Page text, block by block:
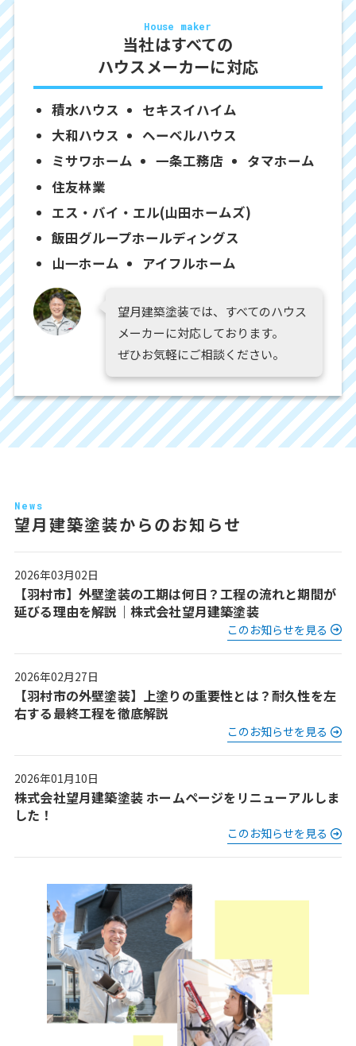
House maker
当社はすべての
ハウスメーカーに対応
積水ハウス
セキスイハイム
大和ハウス
ヘーベルハウス
ミサワホーム
一条工務店
タマホーム
住友林業
エス・バイ・エル(山田ホームズ)
飯田グループホールディングス
山一ホーム
アイフルホーム
望月建築塗装では、すべてのハウス
メーカーに対応しております。
ぜひお気軽にご相談ください。
News
望月建築塗装からのお知らせ
2026年03月02日
【羽村市】外壁塗装の工期は何日？工程の流れと期間が
延びる理由を解説｜株式会社望月建築塗装
このお知らせを見る
2026年02月27日
【羽村市の外壁塗装】上塗りの重要性とは？耐久性を左
右する最終工程を徹底解説
このお知らせを見る
2026年01月10日
株式会社望月建築塗装 ホームページをリニューアルしま
した！
このお知らせを見る